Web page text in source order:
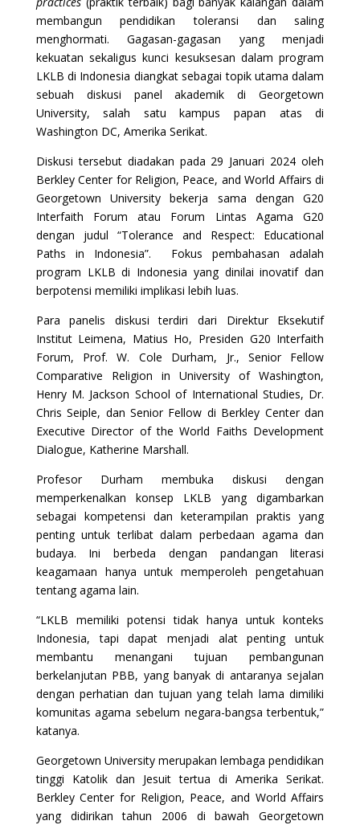
membangun pendidikan toleransi dan saling
menghormati. Gagasan-gagasan yang menjadi
kekuatan sekaligus kunci kesuksesan dalam program
LKLB di Indonesia diangkat sebagai topik utama dalam
sebuah diskusi panel akademik di Georgetown
University, salah satu kampus papan atas di
Washington DC, Amerika Serikat.
Diskusi tersebut diadakan pada 29 Januari 2024 oleh
Berkley Center for Religion, Peace, and World Affairs di
Georgetown University bekerja sama dengan G20
Interfaith Forum atau Forum Lintas Agama G20
dengan judul “Tolerance and Respect: Educational
Paths in Indonesia”. Fokus pembahasan adalah
program LKLB di Indonesia yang dinilai inovatif dan
berpotensi memiliki implikasi lebih luas.
Para panelis diskusi terdiri dari Direktur Eksekutif
Institut Leimena, Matius Ho, Presiden G20 Interfaith
Forum, Prof. W. Cole Durham, Jr., Senior Fellow
Comparative Religion in University of Washington,
Henry M. Jackson School of International Studies, Dr.
Chris Seiple, dan Senior Fellow di Berkley Center dan
Executive Director of the World Faiths Development
Dialogue, Katherine Marshall.
Profesor Durham membuka diskusi dengan
memperkenalkan konsep LKLB yang digambarkan
sebagai kompetensi dan keterampilan praktis yang
penting untuk terlibat dalam perbedaan agama dan
budaya. Ini berbeda dengan pandangan literasi
keagamaan hanya untuk memperoleh pengetahuan
tentang agama lain.
“LKLB memiliki potensi tidak hanya untuk konteks
Indonesia, tapi dapat menjadi alat penting untuk
membantu menangani tujuan pembangunan
berkelanjutan PBB, yang banyak di antaranya sejalan
dengan perhatian dan tujuan yang telah lama dimiliki
komunitas agama sebelum negara-bangsa terbentuk,”
katanya.
Georgetown University merupakan lembaga pendidikan
tinggi Katolik dan Jesuit tertua di Amerika Serikat.
Berkley Center for Religion, Peace, and World Affairs
yang didirikan tahun 2006 di bawah Georgetown